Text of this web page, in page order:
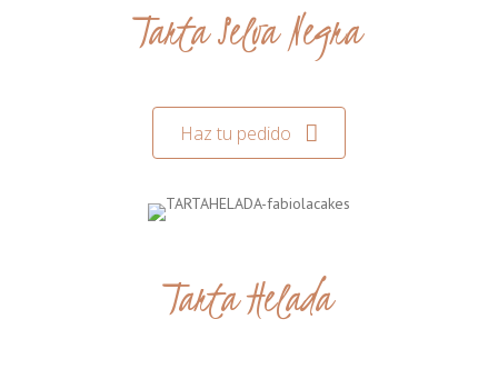
Tarta Selva Negra
Haz tu pedido
Tarta Helada